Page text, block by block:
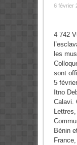
6 février
4 742
les
sont
5
Itno
Calavi.
Bénin